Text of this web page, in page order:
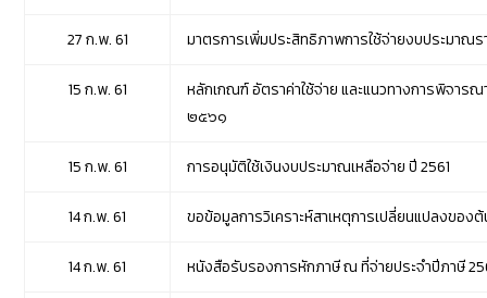
27 ก.พ. 61 มาตรการเพิ่มประสิทธิภาพการใช้จ่ายงบประมาณ
15 ก.พ. 61
หลักเกณฑ์ อัตราค่าใช้จ่าย และแนวทางการพิจาร
๒๕๖๑
15 ก.พ. 61 การอนุมัติใช้เงินงบประมาณเหลือจ่าย ปี 2561
14 ก.พ. 61 ขอข้อมูลการวิเคราะห์สาเหตุการเปลี่ยนแปลงขอ
14 ก.พ. 61 หนังสือรับรองการหักภาษี ณ ที่จ่ายประจำปีภาษี